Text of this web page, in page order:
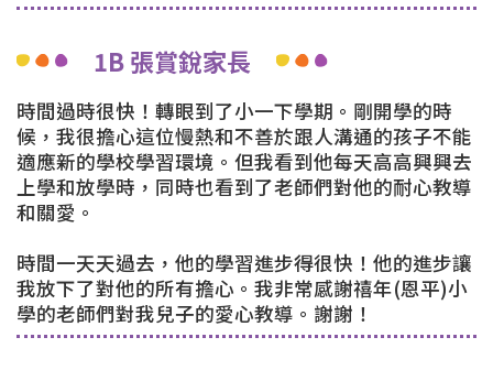
1B 張賞銳家長
時間過時很快！轉眼到了小一下學期。剛開學的時
候，我很擔心這位慢熱和不善於跟人溝通的孩子不能
適應新的學校學習環境。但我看到他每天高高興興去
上學和放學時，同時也看到了老師們對他的耐心教導
和關愛。
時間一天天過去，他的學習進步得很快！他的進步讓
我放下了對他的所有擔心。我非常感謝禧年(恩平)小
學的老師們對我兒子的愛心教導。謝謝！